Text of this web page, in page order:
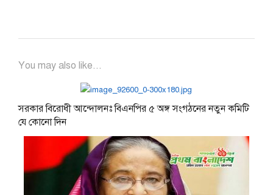
You may also like...
সরকার বিরোধী আন্দোলনঃ বিএনপির ৫ অঙ্গ সংগঠনের নতুন কমিটি
যে কোনো দিন